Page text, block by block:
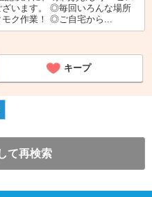
ざいます。 ◎毎回いろんな場所
モク作業！ ◎ご自宅から...
キープ
て再検索